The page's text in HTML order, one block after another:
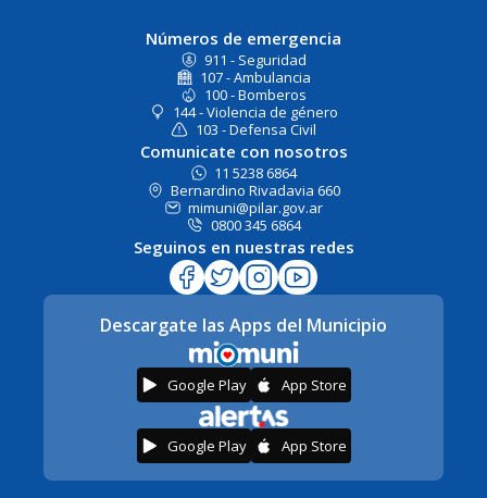
Números de emergencia
911 - Seguridad
107 - Ambulancia
100 - Bomberos
144 - Violencia de género
103 - Defensa Civil
Comunicate con nosotros
11 5238 6864
Bernardino Rivadavia 660
mimuni@pilar.gov.ar
0800 345 6864
Seguinos en nuestras redes
Descargate las Apps del Municipio
Google Play App Store
Google Play App Store